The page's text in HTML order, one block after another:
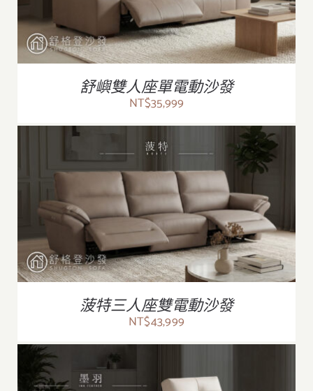
舒嶼雙人座單電動沙發
NT$35,999
/ 詳情
菠特三人座雙電動沙發
NT$43,999